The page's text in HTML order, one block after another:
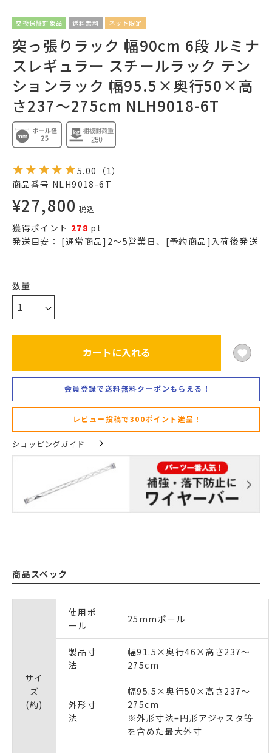
交換保証対象品 送料無料 ネット限定
突っ張りラック 幅90cm 6段 ルミナ
スレギュラー スチールラック テン
ションラック 幅95.5×奥行50×高
さ237～275cm NLH9018-6T
5.00 （1）
商品番号 NLH9018-6T
¥27,800 税込
獲得ポイント 278 pt
発送目安： [通常商品]2～5営業日、[予約商品]入荷後発送
カートに入れる
会員登録で送料無料クーポンもらえる！
レビュー投稿で300ポイント進呈！
ショッピングガイド
商品スペック
サイ
ズ
(約)
使用ポ
ール
25mmポール
製品寸
法
幅91.5×奥行46×高さ237～
275cm
外形寸
法
幅95.5×奥行50×高さ237～
275cm
※外形寸法=円形アジャスタ等
を含めた最大外寸